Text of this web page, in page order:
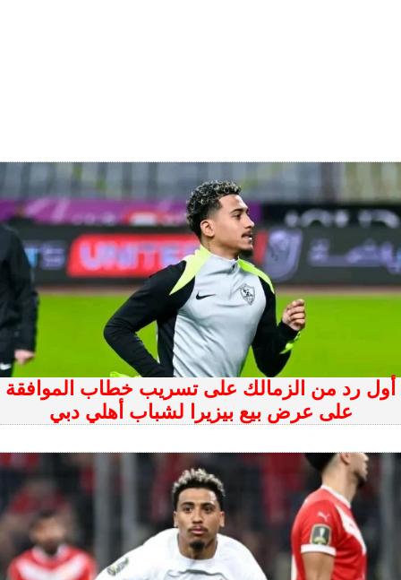
أول رد من الزمالك على تسريب خطاب الموافقة
على عرض بيع بيزيرا لشباب أهلي دبي